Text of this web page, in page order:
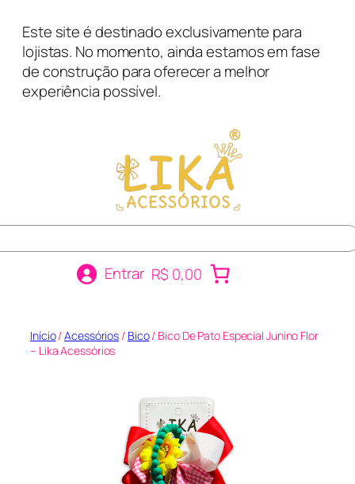
para
conteúdo
Este site é destinado exclusivamente para
lojistas. No momento, ainda estamos em fase
de construção para oferecer a melhor
experiência possível.
Entrar R$ 0,00
Início/Acessórios / Bico/ Bico De Pato Especial Junino Flor
– Lika Acessórios